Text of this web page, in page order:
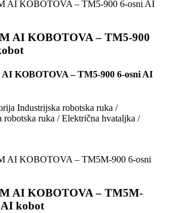
AI KOBOTOVA – TM5-900
KOBOTOVA – TM5-900 6-osni AI
Industrijska robotska ruka /
robotska ruka / Električna hvataljka /
AI KOBOTOVA – TM5M-
AI kobot